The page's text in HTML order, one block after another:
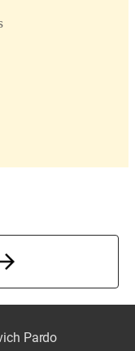
Pardo